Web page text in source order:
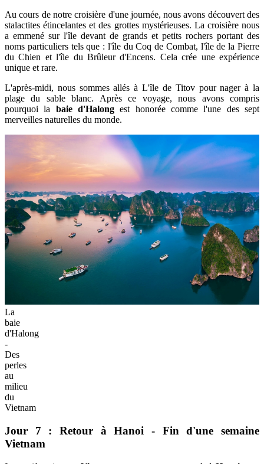
Au cours de notre croisière d'une journée, nous avons découvert des
stalactites étincelantes et des grottes mystérieuses. La croisière nous
a emmené sur l'île devant de grands et petits rochers portant des
noms particuliers tels que : l'île du Coq de Combat, l'île de la Pierre
du Chien et l'île du Brûleur d'Encens. Cela crée une expérience
unique et rare.
L'après-midi, nous sommes allés à L'île de Titov pour nager à la
plage du sable blanc. Après ce voyage, nous avons compris
pourquoi la baie d'Halong est honorée comme l'une des sept
merveilles naturelles du monde.
La
baie
d'Halong
-
Des
perles
au
milieu
du
Vietnam
Jour 7 : Retour à Hanoi - Fin d'une semaine
Vietnam